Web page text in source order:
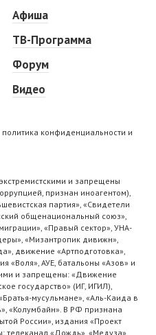
Афиша
ТВ-Программа
Форум
Видео
конфиденциальности и
и запрещены
признан иноагентом),
партия», «Свидетели
общенациональный союз»,
«Правый сектор», УНА-
«Мизантропик дивижн»,
движение «Артподготовка»,
«Воля», АУЕ, батальоны «Азов» и
и запрещены: «Движение
государство» (ИГ, ИГИЛ),
мусульмане», «Аль-Каида в
«Колумбайн». В РФ признана
России», издания «Проект
телеканал «Дождь», «Медуза»,